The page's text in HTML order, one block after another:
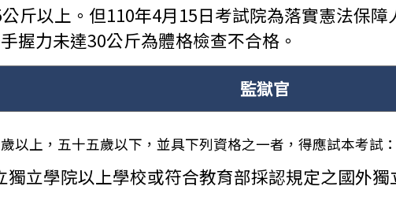
斤以上。但110年4月15日考試院為落實憲法保
握力未達30公斤為體格檢查不合格。
監獄官
以上，五十五歲以下，並具下列資格之一者，得應試本考試
獨立學院以上學校或符合教育部採認規定之國外